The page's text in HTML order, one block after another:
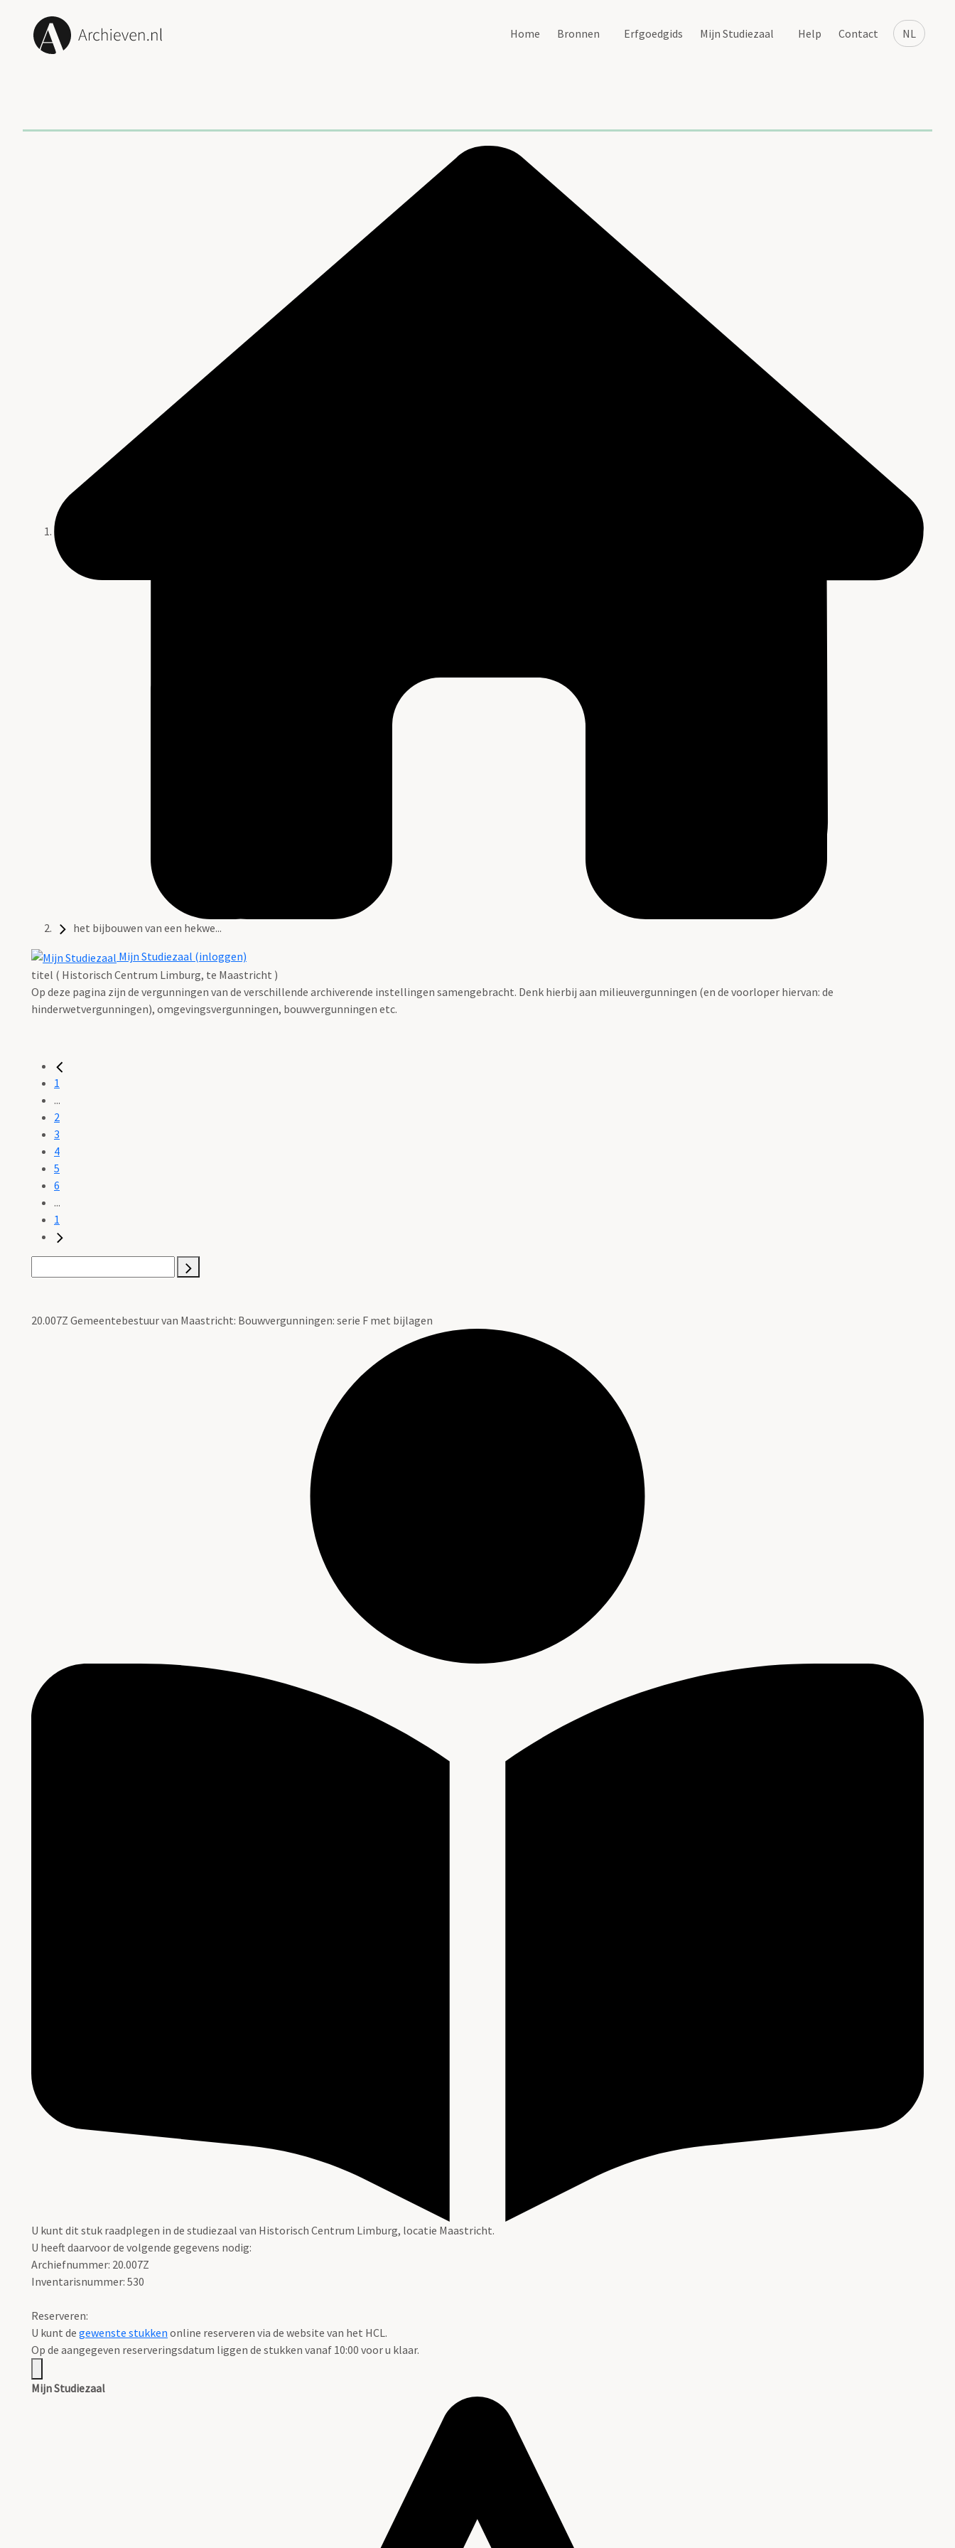
NL
Home Bronnen Erfgoedgids Mijn Studiezaal Help Contact
het bijbouwen van een hekwe...
Mijn Studiezaal (inloggen)
titel ( Historisch Centrum Limburg, te Maastricht )
Op deze pagina zijn de vergunningen van de verschillende archiverende instellingen samengebracht. Denk hierbij aan milieuvergunningen (en de voorloper hiervan: de
hinderwetvergunningen), omgevingsvergunningen, bouwvergunningen etc.
1
...
2
3
4
5
6
...
1
20.007Z Gemeentebestuur van Maastricht: Bouwvergunningen: serie F met bijlagen
U kunt dit stuk raadplegen in de studiezaal van Historisch Centrum Limburg, locatie Maastricht.
U heeft daarvoor de volgende gegevens nodig:
Archiefnummer: 20.007Z
Inventarisnummer: 530
Reserveren:
U kunt de gewenste stukken online reserveren via de website van het HCL.
Op de aangegeven reserveringsdatum liggen de stukken vanaf 10:00 voor u klaar.
Mijn Studiezaal